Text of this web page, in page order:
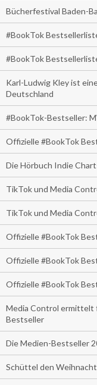
Bücherfestival Baden-
#BookTok
#BookTok
Karl-Ludwig Kley ist
Deutschland
#BookTok-Bestseller:
Offizielle #BookTok
Die Hörbuch Indie
TikTok und Media
TikTok und Media
Offizielle #BookTok
Offizielle #BookTok
Offizielle #BookTok
Media Control ermittelt
Bestseller
Die Medien-Bestseller
Schüttel den